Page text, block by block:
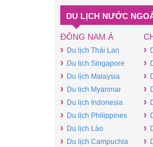
DU LỊCH NƯỚC
ĐÔNG NAM Á
› Du lịch Thái Lan
› Du lịch Singapore
› Du lịch Malaysia
› Du lịch Myanmar
› Du lịch Indonesia
› Du lịch Philippines
› Du lịch Lào
› Du lịch Campuchia
›
›
›
›
›
›
›
›